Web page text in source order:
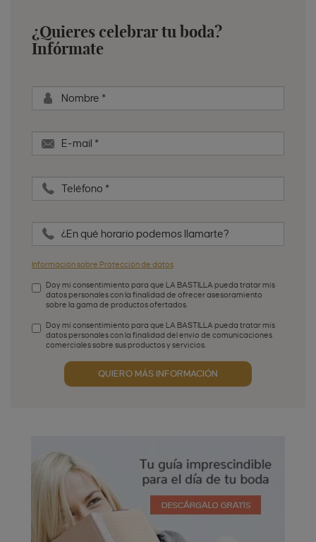
¿Quieres celebrar tu boda?
Infórmate
Nombre *
E-mail *
Teléfono *
¿En qué horario podemos llamarte?
Información sobre Protección de datos
Doy mi consentimiento para que LA BASTILLA pueda tratar mis
datos personales con la finalidad de ofrecer asesoramiento
sobre la gama de productos ofertados.
Aceptación de condiciones*
Doy mi consentimiento para que LA BASTILLA pueda tratar mis
datos personales con la finalidad del envío de comunicaciones
comerciales sobre sus productos y servicios.
Aceptación publicidad
QUIERO MÁS INFORMACIÓN